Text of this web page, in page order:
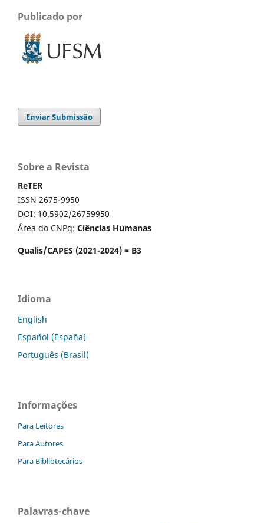
Publicado por
Enviar Submissão
Sobre a Revista
ReTER
ISSN 2675-9950
DOI: 10.5902/26759950
Área do CNPq: Ciências Humanas
Qualis/CAPES (2021-2024) = B3
Idioma
English
Español (España)
Português (Brasil)
Informações
Para Leitores
Para Autores
Para Bibliotecários
Palavras-chave